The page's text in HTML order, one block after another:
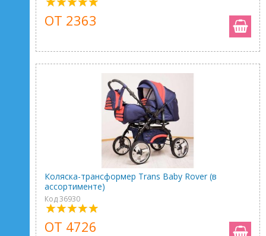
ОТ 2363
Коляска-трансформер Trans Baby Rover (в
ассортименте)
Код 36930
ОТ 4726